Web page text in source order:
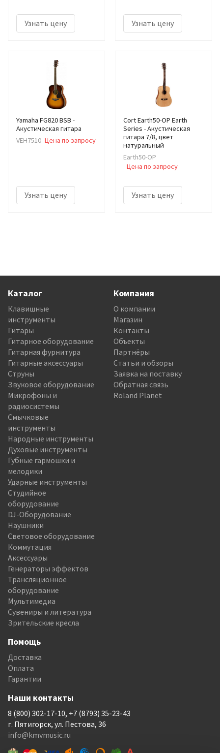
Узнать цену Узнать цену
Yamaha FG820 BSB -
Акустическая гитара
VEH7510 Цена по запросу
Узнать цену
Cort Earth50-OP Earth
Series - Акустическая
гитара 7/8, цвет
натуральный
Earth50-OP
Цена по запросу
Узнать цену
Каталог
Клавишные
инструменты
Гитары
Гитарное оборудование
Гитарная фурнитура
Гитарные аксессуары
Струны
Звуковое оборудование
Микрофоны и
радиосистемы
Смычковые
инструменты
Народные инструменты
Духовые инструменты
Губные гармошки и
мелодики
Ударные инструменты
Студийное
оборудование
DJ-Оборудование
Наушники
Световое оборудование
Коммутация
Аксессуары
Генераторы эффектов
Трансляционное
оборудование
Мультимедиа
Сувениры и литература
Зрительские кресла
Компания
О компании
Магазин
Контакты
Объекты
Партнёры
Статьи и обзоры
Заявка на поставку
Обратная связь
Roland Planet
Помощь
Доставка
Оплата
Гарантии
Наши контакты
8 (800) 302-17-10, +7 (8793) 35-23-43
г. Пятигорск, ул. Пестова, 36
info@kmvmusic.ru